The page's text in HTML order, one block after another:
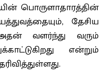
பொருளாதாரத்தின்
தேசிய
வளர்ந்து வரும்
என்றும்